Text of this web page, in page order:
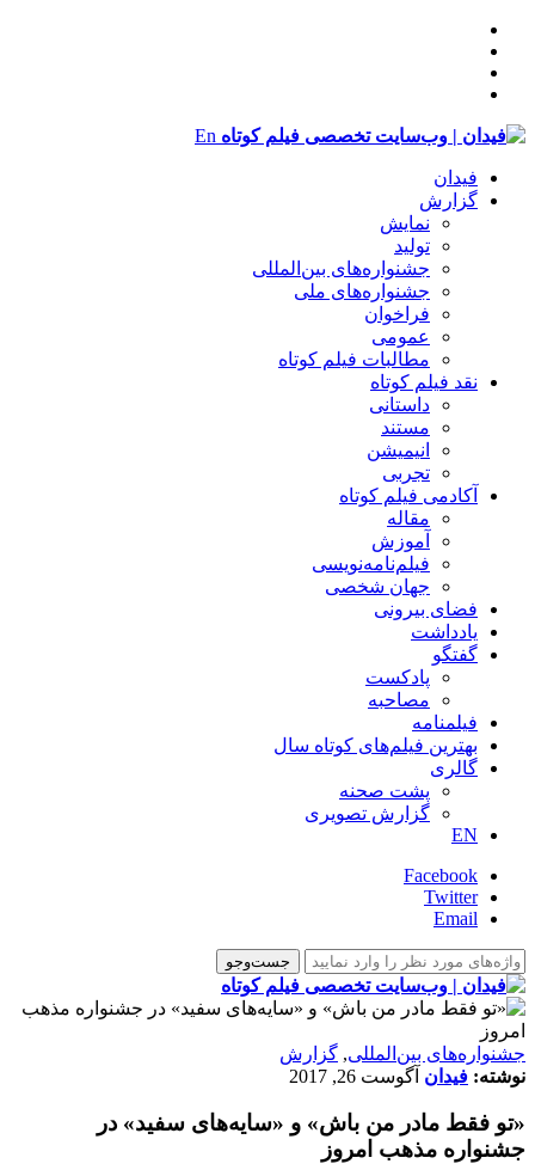
En
فیدان
گزارش
نمایش
تولید
‌‌جشنواره‌های بین‌المللی
جشنواره‌های ملی
فراخوان
عمومی
مطالبات فیلم کوتاه
نقد فیلم کوتاه
داستانی
مستند
انیمیشن
تجربی
آکادمی فیلم کوتاه
مقاله
آموزش
فیلم‌نامه‌نویسی
جهان شخصی
فضای بیرونی
یادداشت
گفتگو
پادکست
مصاحبه
فیلمنامه
بهترین فیلم‌های کوتاه سال
گالری
پشت صحنه
گزارش تصویری
EN
Facebook
Twitter
Email
‌‌جشنواره‌های بین‌المللی, گزارش
نوشته: فیدان آگوست 26, 2017
«تو فقط مادر من باش» و «سایه‌های سفید» در
جشنواره مذهب امروز